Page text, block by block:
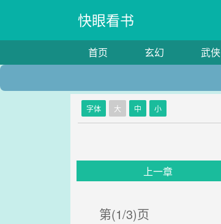
快眼看书
首页 玄幻 武侠
字体 大 中 小
上一章
第(1/3)页